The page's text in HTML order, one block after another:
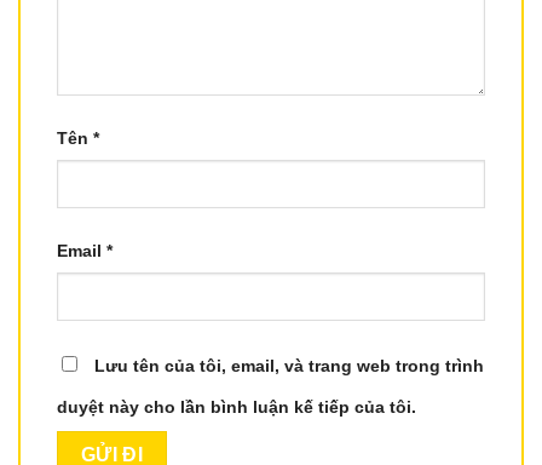
Tên *
Email *
Lưu tên của tôi, email, và trang web trong trình
duyệt này cho lần bình luận kế tiếp của tôi.